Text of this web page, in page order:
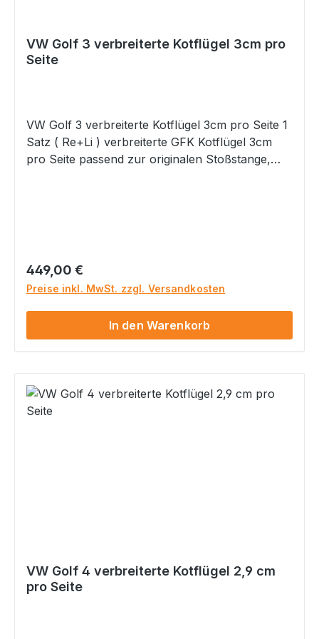
VW Golf 3 verbreiterte Kotflügel 3cm pro
Seite
VW Golf 3 verbreiterte Kotflügel 3cm pro Seite 1
Satz ( Re+Li ) verbreiterte GFK Kotflügel 3cm
pro Seite passend zur originalen Stoßstange,
§21b StVZO erforderlich ist. Sprechen Sie dies
bitte im Vorfeld mit Ihrer Prüfstation ab!
Gefahrenhinweise: Nicht geeignet für Kinder
unter 14 Jahren. Dieses Produkt hat
funktionsbedingt scharfe Kanten.
Regulärer Preis:
449,00 €
Preise inkl. MwSt. zzgl. Versandkosten
In den Warenkorb
VW Golf 4 verbreiterte Kotflügel 2,9 cm
pro Seite